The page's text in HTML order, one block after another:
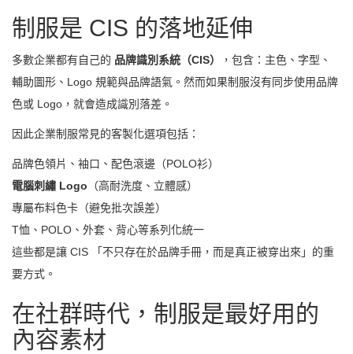
制服是 CIS 的落地延伸
多數企業都有自己的 品牌識別系統（CIS）
，包含：主色、字型、
輔助圖形、Logo 規範與品牌語氣。然而如果制服沒有同步使用品牌
色或 Logo，就會造成識別落差。
因此企業制服常見的客製化選項包括：
品牌色領片、袖口、配色滾邊（POLO衫）
電腦刺繡 Logo （高耐洗度、立體感）
專屬布料色卡（避免批次誤差）
T恤、POLO、外套、背心等系列化統一
這些都是讓 CIS 「不只存在於品牌手冊，而是真正被穿出來」的重
要方式。
在社群時代，制服是最好用的
內容素材